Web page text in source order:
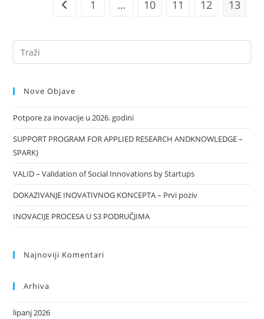
1 … 10 11 12 13
Nove Objave
Potpore za inovacije u 2026. godini
SUPPORT PROGRAM FOR APPLIED RESEARCH ANDKNOWLEDGE –
SPARK)
VALID – Validation of Social Innovations by Startups
DOKAZIVANJE INOVATIVNOG KONCEPTA – Prvi poziv
INOVACIJE PROCESA U S3 PODRUČJIMA
Najnoviji Komentari
Arhiva
lipanj 2026